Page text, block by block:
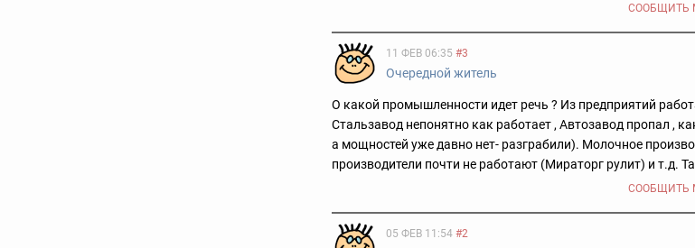
СООБЩИТЬ
11 ФЕВ 06:35 #3
Очередной житель
О какой промышленности идет речь ? Из предприятий
Стальзавод непонятно как работает , Автозавод пропал ,
а мощностей уже давно нет- разграбили). Молочное
производители почти не работают (Мираторг рулит) и т.д.
СООБЩИТЬ
05 ФЕВ 11:54 #2